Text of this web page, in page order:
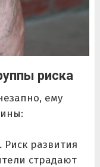
риска
ему
Риск развития
страдают